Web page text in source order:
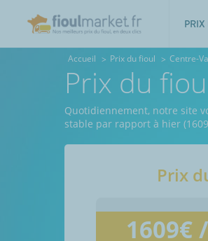
Accueil Prix du fioul Centre-
Prix du
Quotidiennement, notre site
stable par rapport à hier
Prix
1609€